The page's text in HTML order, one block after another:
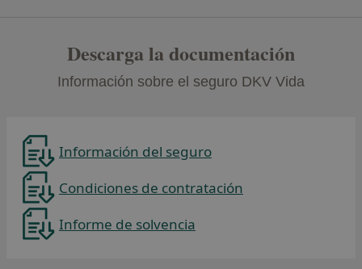
Descarga la documentación
Información sobre el seguro DKV Vida
Información del seguro
Condiciones de contratación
Informe de solvencia